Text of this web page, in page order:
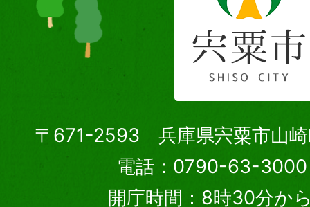
〒671-2593 兵庫県宍粟市山崎
電話：0790-63-3000
開庁時間：8時30分か